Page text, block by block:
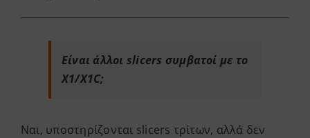
Είναι άλλοι slicers συμβατοί με το
X1/X1C;
Ναι, υποστηρίζονται slicers τρίτων, αλλά δεν